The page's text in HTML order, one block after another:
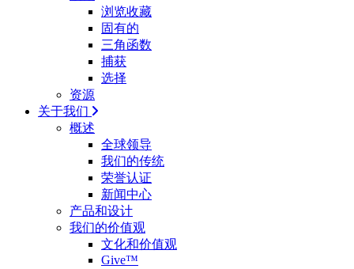
浏览收藏
固有的
三角函数
捕获
选择
资源
关于我们
概述
全球领导
我们的传统
荣誉认证
新闻中心
产品和设计
我们的价值观
文化和价值观
Give™